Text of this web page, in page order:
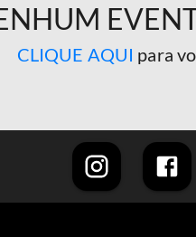
CLIQUE AQUI para